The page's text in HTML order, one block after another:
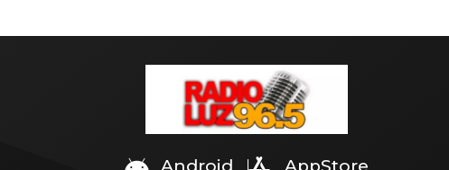
debut frente a Atlético San
sobre esas versiones durante
llegada al estadio. Su
tan breve como […]